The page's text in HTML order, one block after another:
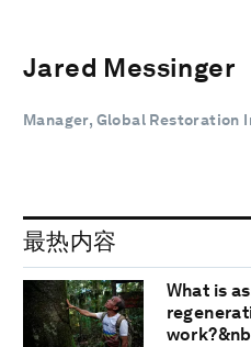
Jared Messinger
Manager, Global Restoration
最热内容
What is